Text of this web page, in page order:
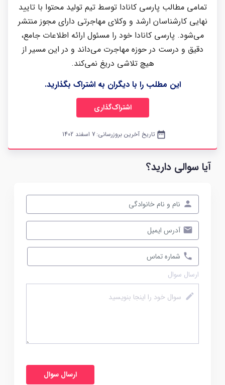
تمامی مطالب پارسی کانادا توسط تیم تولید محتوا با تایید
نهایی کارشناسان ارشد و وکلای مهاجرتی دارای مجوز منتشر
می‌شود. پارسی کانادا خود را مسئول ارائه اطلاعات جامع،
دقیق و درست در حوزه مهاجرت می‌داند و در این مسیر از
هیچ تلاشی دریغ نمی‌کند.
این مطلب را با دیگران به اشتراک بگذارید.
اشتراک‌گذاری
date_range تاریخ آخرین بروزرسانی: 7 اسفند 1402
آیا سوالی دارید؟
ارسال سوال